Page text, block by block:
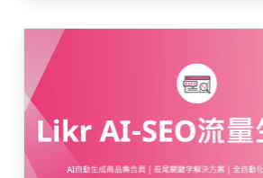
偵測關鍵字流量來源 5.輸入關
題 解決痛點： 1.​降低人力時間成本快速產文章
2.符合SEO內容文章